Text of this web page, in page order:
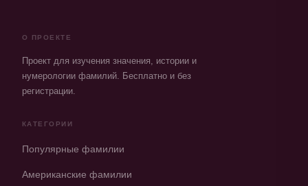
О ПРОЕКТЕ
Проект для изучения значения, истории и
нумерологии фамилий. Бесплатно и без
регистрации.
КАТЕГОРИИ
Популярные фамилии
Американские фамилии